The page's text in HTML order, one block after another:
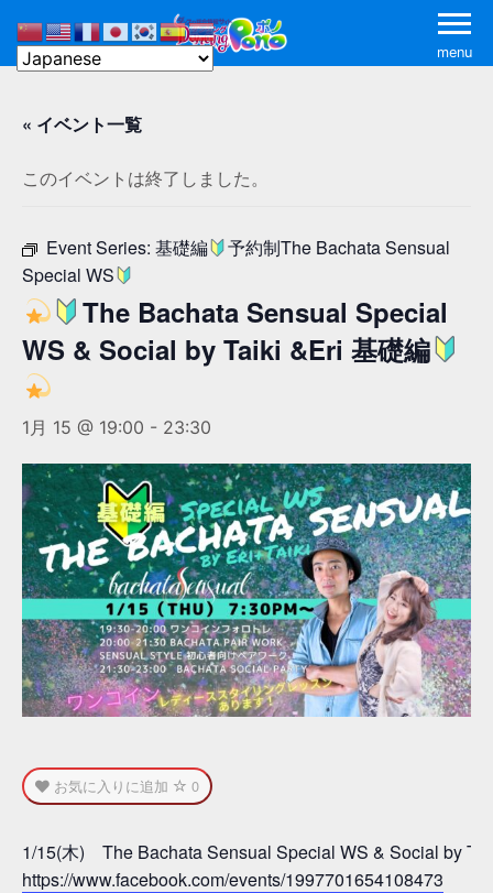
menu
« イベント一覧
このイベントは終了しました。
Event Series: 基礎編
予約制The Bachata Sensual
Special WS
The Bachata Sensual Special
WS & Social by Taiki &Eri 基礎編
1月 15 @ 19:00 - 23:30
お気に入りに追加 0
1/15(木) The Bachata Sensual Special WS & Social by
https://www.facebook.com/events/1997701654108473